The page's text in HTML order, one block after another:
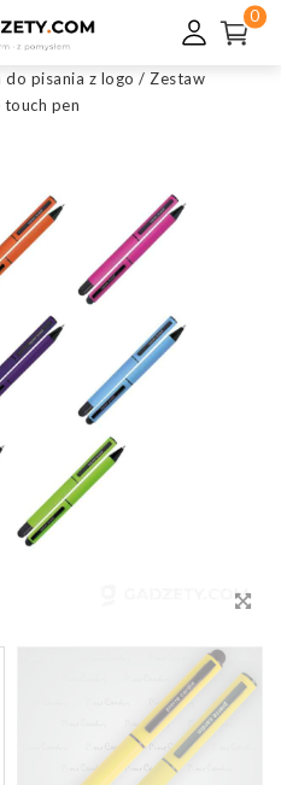
0
do pisania z logo / Zestaw
touch pen